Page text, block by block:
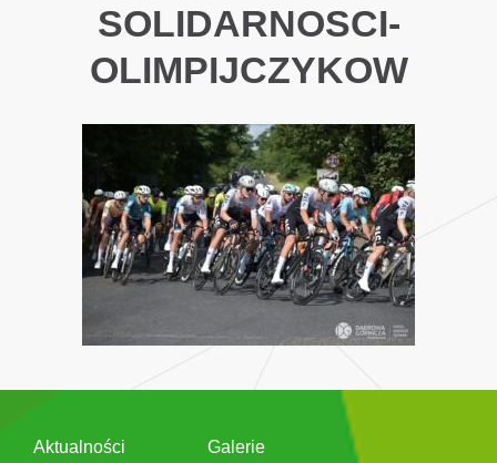
SOLIDARNOSCI-
OLIMPIJCZYKOW
Aktualności
Galerie